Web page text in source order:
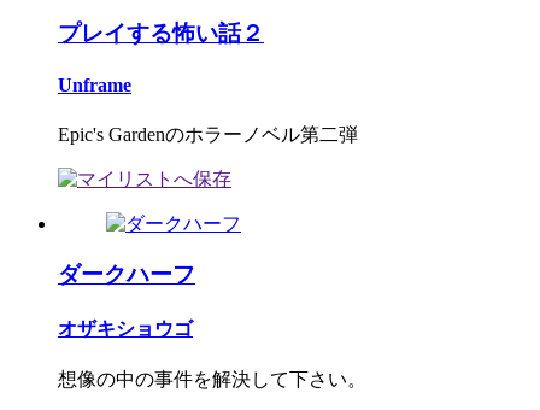
プレイする怖い話２
Unframe
Epic's Gardenのホラーノベル第二弾
ダークハーフ
オザキショウゴ
想像の中の事件を解決して下さい。